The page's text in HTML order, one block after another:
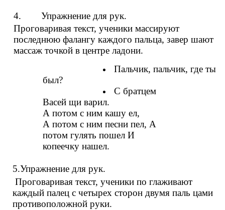
4. Упражнение для рук.
Проговаривая текст, ученики массируют
последнюю фалангу каждого пальца, завер шают
массаж точкой в центре ладони.
Пальчик, пальчик, где ты
был?
С братцем
Васей щи варил.
А потом с ним кашу ел,
А потом с ним песни пел, А
потом гулять пошел И
копеечку нашел.
5.Упражнение для рук.
Проговаривая текст, ученики по глаживают
каждый палец с четырех сторон двумя паль цами
противоположной руки.